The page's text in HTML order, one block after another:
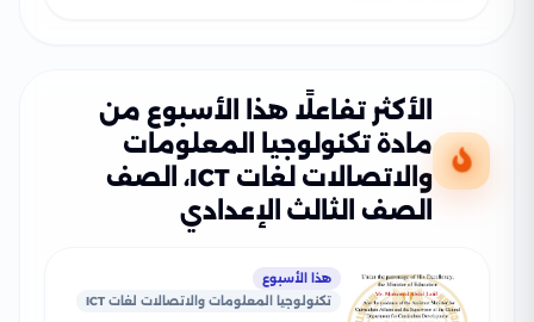
الأكثر تفاعلًا هذا الأسبوع من
مادة تكنولوجيا المعلومات
والاتصالات لغات ICT، الصف
الصف الثالث الإعدادي
هذا الأسبوع
تكنولوجيا المعلومات والاتصالات لغات ICT